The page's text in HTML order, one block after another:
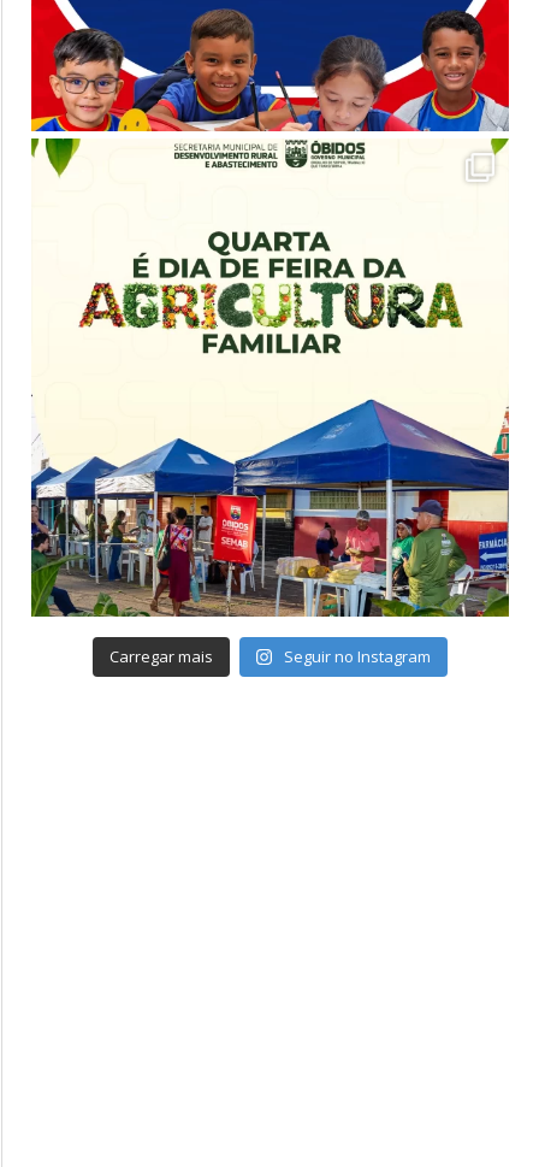
Carregar mais Seguir no Instagram